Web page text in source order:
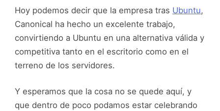
Hoy podemos decir que la empresa tras Ubuntu,
Canonical ha hecho un excelente trabajo,
convirtiendo a Ubuntu en una alternativa válida y
competitiva tanto en el escritorio como en el
terreno de los servidores.
Y esperamos que la cosa no se quede aquí, y
que dentro de poco podamos estar celebrando